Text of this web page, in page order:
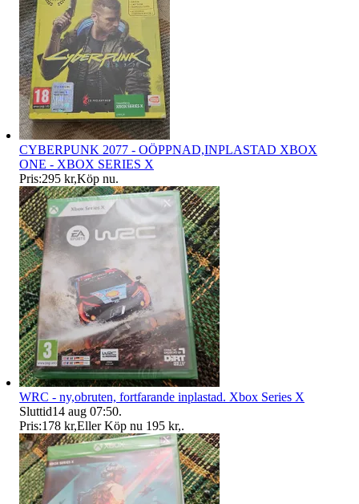
CYBERPUNK 2077 - OÖPPNAD,INPLASTAD XBOX
ONE - XBOX SERIES X
Pris:295 kr,Köp nu.
WRC - ny,obruten, fortfarande inplastad. Xbox Series X
Sluttid14 aug 07:50.
Pris:178 kr,Eller Köp nu 195 kr,.